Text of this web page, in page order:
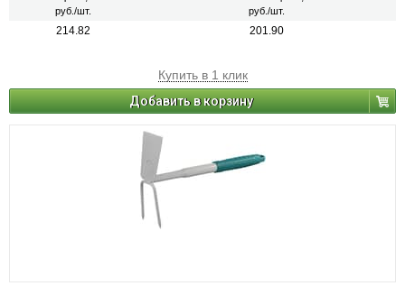
руб./шт. руб./шт.
214.82 201.90
Купить в 1 клик
Добавить в корзину